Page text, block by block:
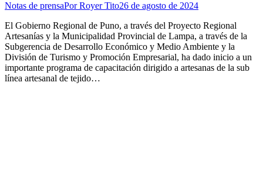
Notas de prensaPorRoyer Tito26 de agosto de 2024
El Gobierno Regional de Puno, a través del Proyecto Regional
Artesanías y la Municipalidad Provincial de Lampa, a través de la
Subgerencia de Desarrollo Económico y Medio Ambiente y la
División de Turismo y Promoción Empresarial, ha dado inicio a un
importante programa de capacitación dirigido a artesanas de la sub
línea artesanal de tejido…